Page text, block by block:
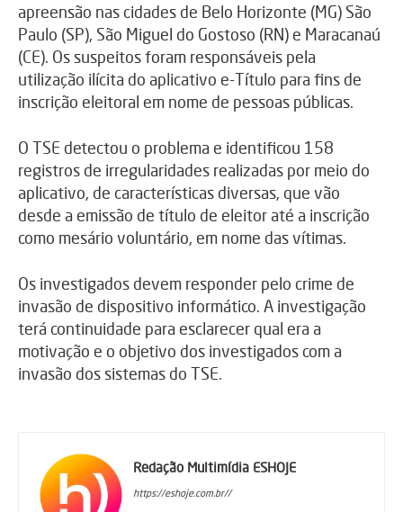
apreensão nas cidades de Belo Horizonte (MG) São
Paulo (SP), São Miguel do Gostoso (RN) e Maracanaú
(CE). Os suspeitos foram responsáveis pela
utilização ilícita do aplicativo e-Título para fins de
inscrição eleitoral em nome de pessoas públicas.
O TSE detectou o problema e identificou 158
registros de irregularidades realizadas por meio do
aplicativo, de características diversas, que vão
desde a emissão de título de eleitor até a inscrição
como mesário voluntário, em nome das vítimas.
Os investigados devem responder pelo crime de
invasão de dispositivo informático. A investigação
terá continuidade para esclarecer qual era a
motivação e o objetivo dos investigados com a
invasão dos sistemas do TSE.
Redação Multimídia ESHOJE
https://eshoje.com.br//